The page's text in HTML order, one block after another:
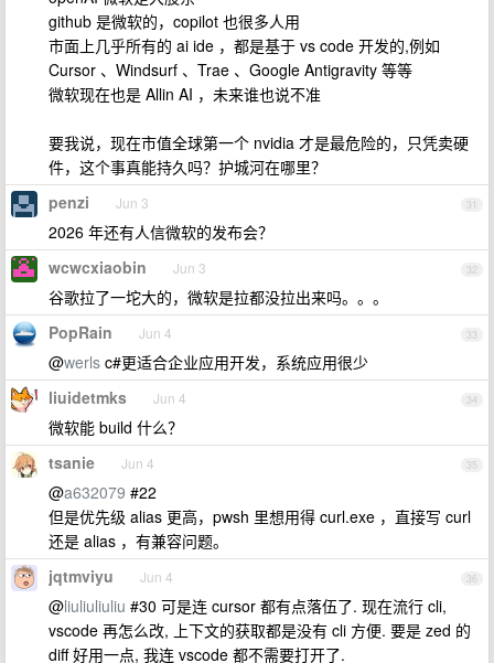
github 是微软的，copilot 也很多人用
市面上几乎所有的 ai ide ，都是基于 vs code 开发的,例如
Cursor 、Windsurf 、Trae 、Google Antigravity 等等
微软现在也是 Allin AI ，未来谁也说不准
要我说，现在市值全球第一个 nvidia 才是最危险的，只凭卖硬
件，这个事真能持久吗？护城河在哪里？
31
penzi Jun 3
2026 年还有人信微软的发布会？
32
wcwcxiaobin Jun 3
谷歌拉了一坨大的，微软是拉都没拉出来吗。。。
33
PopRain Jun 4
@werls c#更适合企业应用开发，系统应用很少
34
liuidetmks Jun 4
微软能 build 什么？
35
tsanie Jun 4
@a632079 #22
但是优先级 alias 更高，pwsh 里想用得 curl.exe ，直接写 curl
还是 alias ，有兼容问题。
36
jqtmviyu Jun 4
@liuliuliuliu #30 可是连 cursor 都有点落伍了. 现在流行 cli,
vscode 再怎么改, 上下文的获取都是没有 cli 方便. 要是 zed 的
diff 好用一点, 我连 vscode 都不需要打开了.